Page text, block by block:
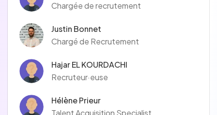
Chargée de recrutement
Justin Bonnet
Chargé de Recrutement
Hajar EL KOURDACHI
Recruteur·euse
Hélène Prieur
Talent Acquisition Specialist